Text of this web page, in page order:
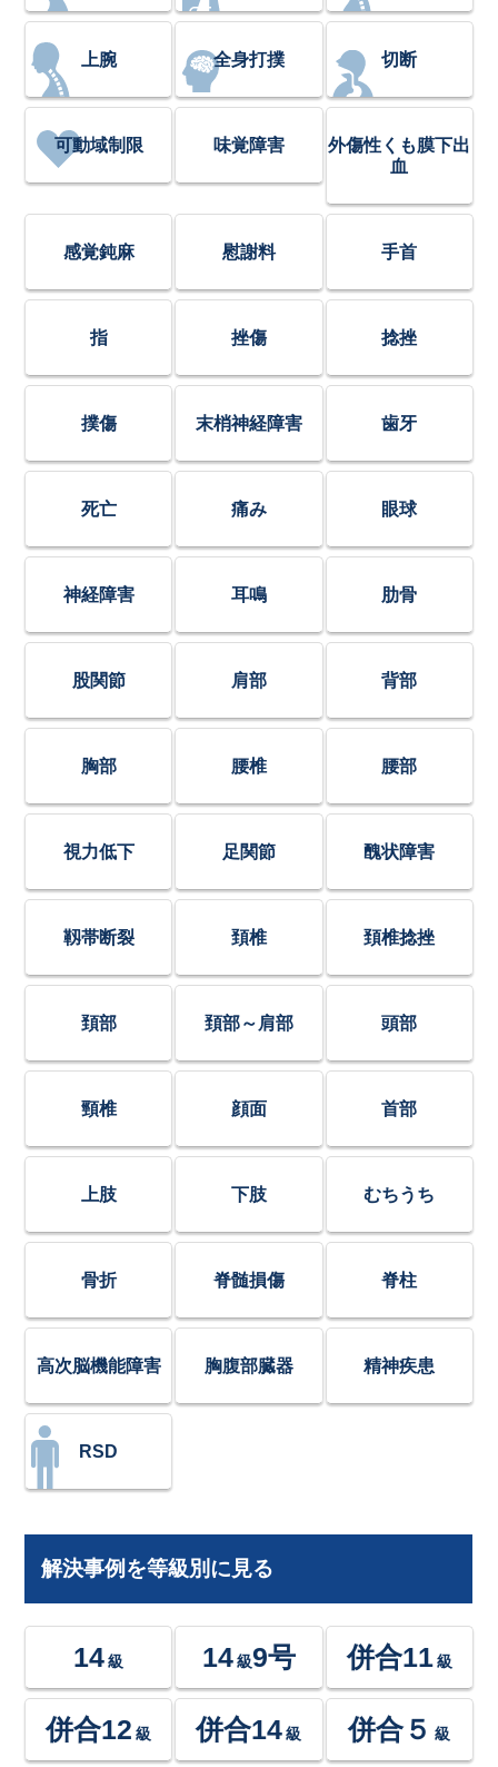
上腕 全身打撲 切断
可動域制限 味覚障害
外傷性くも膜下出
血
感覚鈍麻 慰謝料 手首
指 挫傷 捻挫
撲傷 末梢神経障害 歯牙
死亡 痛み 眼球
神経障害 耳鳴 肋骨
股関節 肩部 背部
胸部 腰椎 腰部
視力低下 足関節 醜状障害
靱帯断裂 頚椎 頚椎捻挫
頚部 頚部～肩部 頭部
頸椎 顔面 首部
上肢 下肢 むちうち
骨折 脊髄損傷 脊柱
高次脳機能障害 胸腹部臓器 精神疾患
RSD
解決事例を等級別に見る
14 級 14級9号 併合11 級
併合12 級 併合14 級 併合５ 級